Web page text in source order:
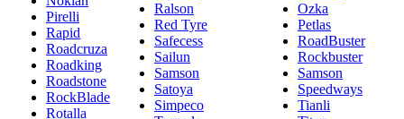
Pirelli
Rapid
Roadcruza
Roadking
Roadstone
RockBlade
Rotalla
Ralson
Red Tyre
Safecess
Sailun
Samson
Satoya
Simpeco
Ozka
Petlas
RoadBuster
Rockbuster
Samson
Speedways
Tianli